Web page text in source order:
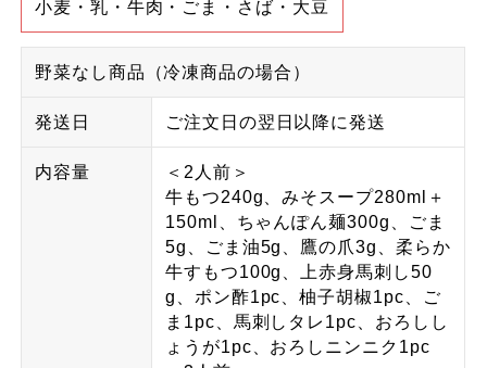
小麦・乳・牛肉・ごま・さば・大豆
野菜なし商品（冷凍商品の場合）
発送日 ご注文日の翌日以降に発送
内容量
＜2人前＞
牛もつ240g、みそスープ280ml＋
150ml、ちゃんぽん麺300g、ごま
5g、ごま油5g、鷹の爪3g、柔らか
牛すもつ100g、上赤身馬刺し50
g、ポン酢1pc、柚子胡椒1pc、ご
ま1pc、馬刺しタレ1pc、おろしし
ょうが1pc、おろしニンニク1pc